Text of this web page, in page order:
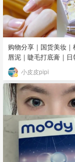
购物分享｜国货美妆｜
唇泥｜睫毛打底膏｜日
眼线笔｜美甲DIY💅
小皮皮pipi